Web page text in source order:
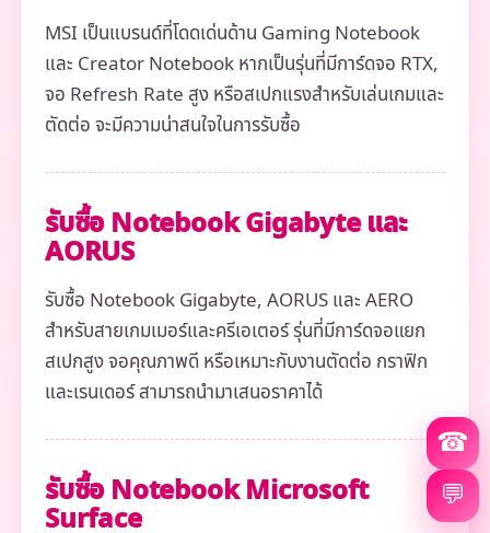
MSI เป็นแบรนด์ที่โดดเด่นด้าน Gaming Notebook
และ Creator Notebook หากเป็นรุ่นที่มีการ์ดจอ RTX,
จอ Refresh Rate สูง หรือสเปกแรงสำหรับเล่นเกมและ
ตัดต่อ จะมีความน่าสนใจในการรับซื้อ
รับซื้อ Notebook Gigabyte และ
AORUS
รับซื้อ Notebook Gigabyte, AORUS และ AERO
สำหรับสายเกมเมอร์และครีเอเตอร์ รุ่นที่มีการ์ดจอแยก
สเปกสูง จอคุณภาพดี หรือเหมาะกับงานตัดต่อ กราฟิก
และเรนเดอร์ สามารถนำมาเสนอราคาได้
รับซื้อ Notebook Microsoft
Surface
☎
💬